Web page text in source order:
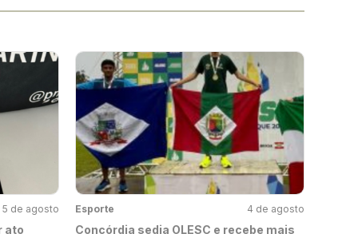
5 de agosto
ato
Esporte 4 de agosto
Concórdia sedia OLESC e recebe mais